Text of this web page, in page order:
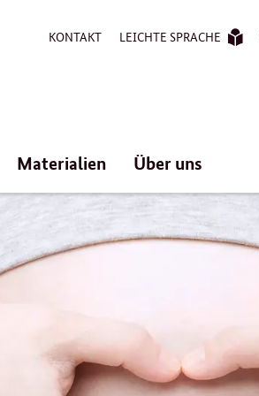
KONTAKT LEICHTE SPRACHE
Materialien Über uns